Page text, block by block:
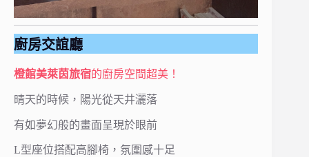
廚房交誼廳
橙館美萊茵旅宿的廚房空間超美！
晴天的時候，陽光從天井灑落
有如夢幻般的畫面呈現於眼前
L型座位搭配高腳椅，氛圍感十足